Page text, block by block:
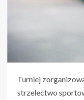
Turniej
strzelectwo